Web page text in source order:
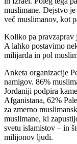
muslimane. Dejstvo
več muslimanov, kot
Koliko pa pravzaprav
A lahko postavimo
milijarda in pol
Anketa organizacije
namigov. 86%
Jordaniji podpira
Afganistana, 62%
za zmerno
muslimane, ki
svetu islamistov – in
milijonov ljudi.